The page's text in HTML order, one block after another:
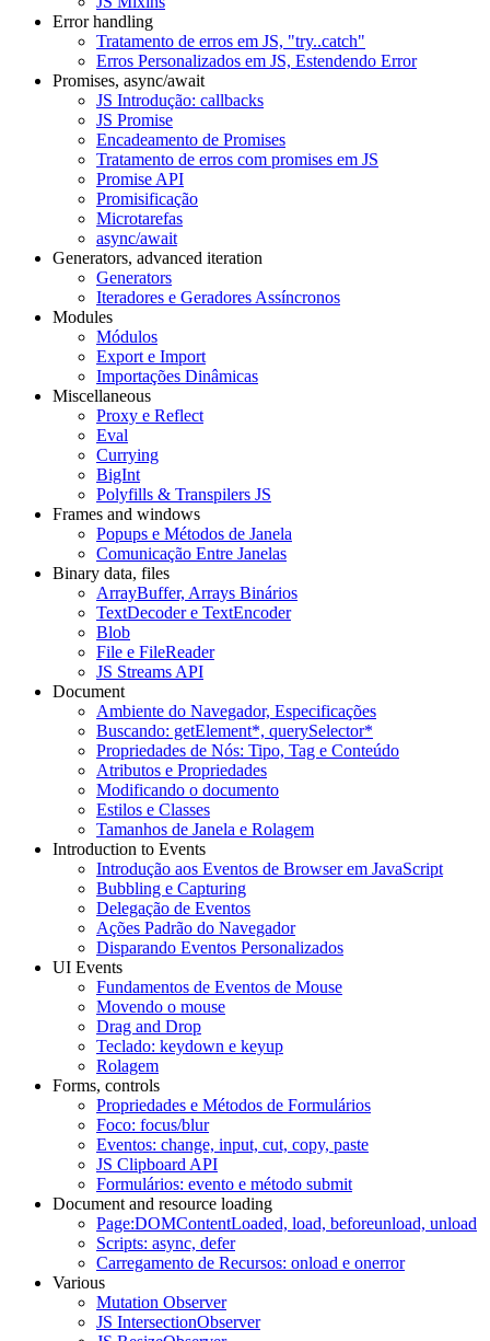
Error handling
Tratamento de erros em JS, "try..catch"
Erros Personalizados em JS, Estendendo Error
Promises, async/await
JS Introdução: callbacks
JS Promise
Encadeamento de Promises
Tratamento de erros com promises em JS
Promise API
Promisificação
Microtarefas
async/await
Generators, advanced iteration
Generators
Iteradores e Geradores Assíncronos
Modules
Módulos
Export e Import
Importações Dinâmicas
Miscellaneous
Proxy e Reflect
Eval
Currying
BigInt
Polyfills & Transpilers JS
Frames and windows
Popups e Métodos de Janela
Comunicação Entre Janelas
Binary data, files
ArrayBuffer, Arrays Binários
TextDecoder e TextEncoder
Blob
File e FileReader
JS Streams API
Document
Ambiente do Navegador, Especificações
Buscando: getElement*, querySelector*
Propriedades de Nós: Tipo, Tag e Conteúdo
Atributos e Propriedades
Modificando o documento
Estilos e Classes
Tamanhos de Janela e Rolagem
Introduction to Events
Introdução aos Eventos de Browser em JavaScript
Bubbling e Capturing
Delegação de Eventos
Ações Padrão do Navegador
Disparando Eventos Personalizados
UI Events
Fundamentos de Eventos de Mouse
Movendo o mouse
Drag and Drop
Teclado: keydown e keyup
Rolagem
Forms, controls
Propriedades e Métodos de Formulários
Foco: focus/blur
Eventos: change, input, cut, copy, paste
JS Clipboard API
Formulários: evento e método submit
Document and resource loading
Page:DOMContentLoaded, load, beforeunload, unload
Scripts: async, defer
Carregamento de Recursos: onload e onerror
Various
Mutation Observer
JS IntersectionObserver